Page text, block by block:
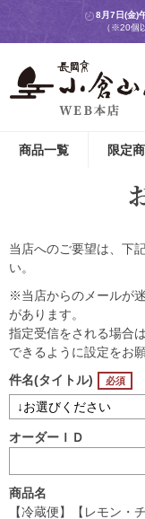
8月7日(金)
（※20個
商品一覧 限定
当店へのご要望は、下
い。
※当店からのメールが
があります。
指定受信をされる場合
できるように設定をお
件名(タイトル)
オーダーＩＤ
商品名
【冷蔵便】【レモン・